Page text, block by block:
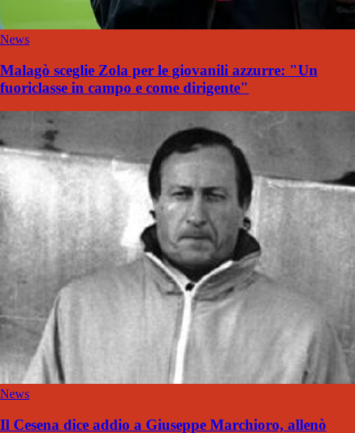
News
Malagò sceglie Zola per le giovanili azzurre: "Un
fuoriclasse in campo e come dirigente"
News
Il Cesena dice addio a Giuseppe Marchioro, allenò